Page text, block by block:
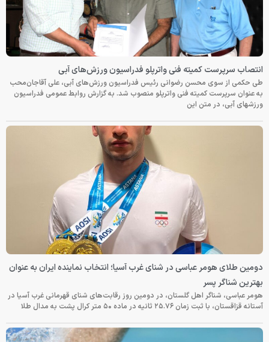
انتصاب سرپرست کمیته فنی واترپلو فدراسیون ورزش‌های آبی
طی حکمی از سوی محسن رضوانی رئیس فدراسیون ورزش‌های آبی، علی آقاجان‌محب
به عنوان سرپرست کمیته فنی واترپلو منصوب شد. به گزارش روابط عمومی فدراسیون
ورزشهای آبی، در متن این
دومین طلای هومر عباسی در شنای غرب آسیا؛ انتخاب نماینده ایران به عنوان
بهترین شناگر پسر
هومر عباسی، شناگر اهل گلستان، در دومین روز رقابت‌های شنای قهرمانی غرب آسیا در
آستانه قزاقستان، با ثبت زمان ۲۵.۷۶ ثانیه در ماده ۵۰ متر کرال پشت به مدال طلا